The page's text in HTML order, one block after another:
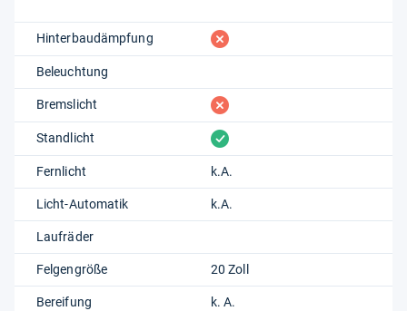
Hinterbaudämpfung fehlt
Beleuchtung
Bremslicht fehlt
Standlicht vorhanden
Fernlicht k.A.
Licht-Automatik k.A.
Laufräder
Felgengröße 20 Zoll
Bereifung k. A.